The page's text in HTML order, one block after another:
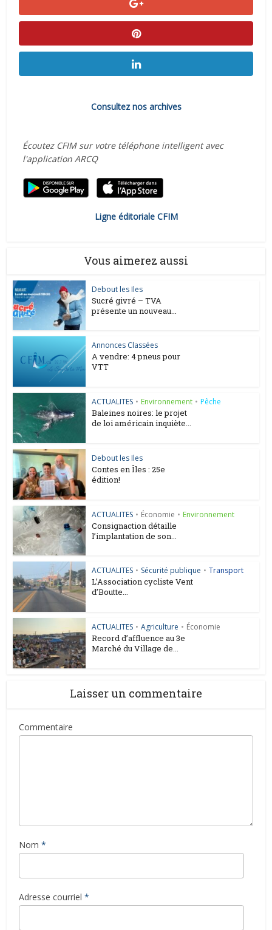
Consultez nos archives
Écoutez CFIM sur votre téléphone intelligent avec
l'application ARCQ
Ligne éditoriale CFIM
Vous aimerez aussi
Debout les Iles
Sucré givré – TVA
présente un nouveau...
Annonces Classées
A vendre: 4 pneus pour
VTT
ACTUALITES • Environnement • Pêche
Baleines noires: le projet
de loi américain inquiète...
Debout les Iles
Contes en Îles : 25e
édition!
ACTUALITES • Économie • Environnement
Consignaction détaille
l’implantation de son...
ACTUALITES • Sécurité publique • Transport
L’Association cycliste Vent
d’Boutte...
ACTUALITES • Agriculture • Économie
Record d’affluence au 3e
Marché du Village de...
Laisser un commentaire
Commentaire
Nom *
Adresse courriel *